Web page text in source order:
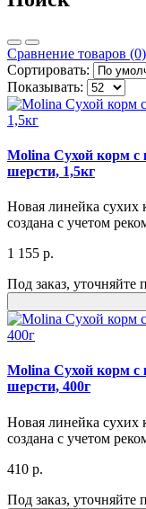
Сравнение товаров (0)
Сортировать:
Показывать:
Molina Сухой корм с
шерсти, 1,5кг
Новая линейка сухих
создана с учетом
1 155 р.
Под заказ, уточняйте
Molina Сухой корм с
шерсти, 400г
Новая линейка сухих
создана с учетом
410 р.
Под заказ, уточняйте